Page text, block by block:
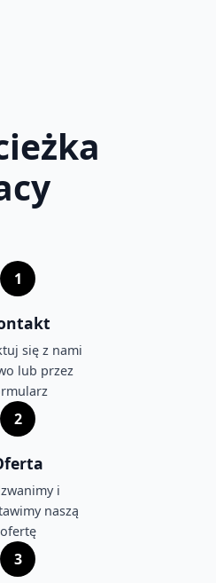
1
się z nami
lub przez
2
i
naszą
ofertę
3